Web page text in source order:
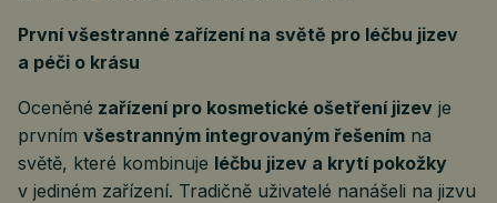
První všestranné zařízení na světě pro léčbu jizev
a péči o krásu
Oceněné zařízení pro kosmetické ošetření jizev je
prvním všestranným integrovaným řešením na
světě, které kombinuje léčbu jizev a krytí pokožky
v jediném zařízení. Tradičně uživatelé nanášeli na jizvu